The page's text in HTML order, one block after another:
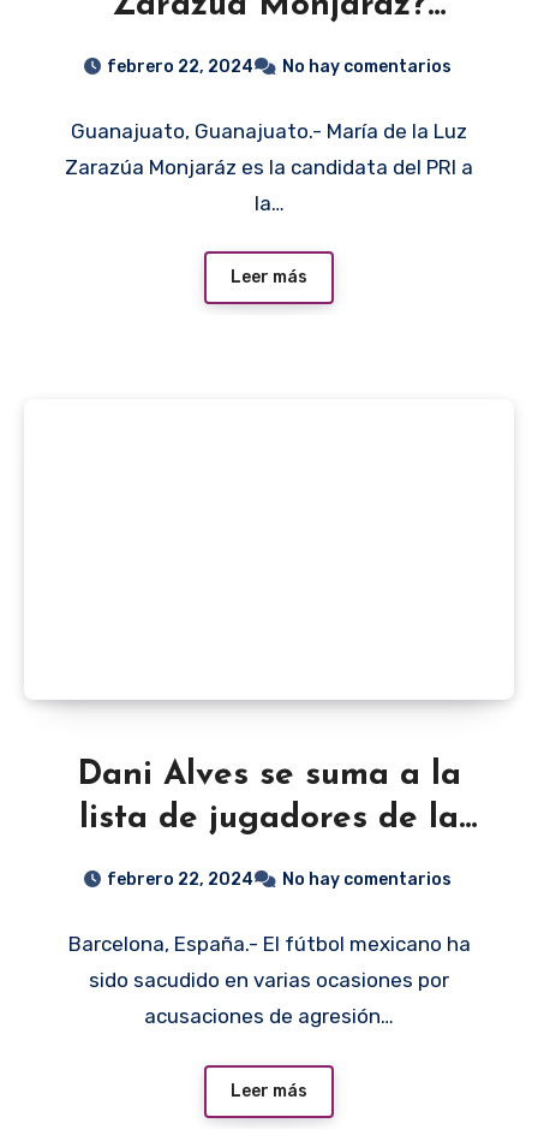
Candidata del PRI en San
2024
febrero 22, 2024 No hay comentarios
Guanajuato, Guanajuato.- María de la Luz
Zarazúa Monjaráz es la candidata del PRI a
la…
Leer más
Dani Alves se suma a la
lista de jugadores de la
Liga MX acusados de
febrero 22, 2024 No hay comentarios
Barcelona, España.- El fútbol mexicano ha
sido sacudido en varias ocasiones por
acusaciones de agresión…
Leer más